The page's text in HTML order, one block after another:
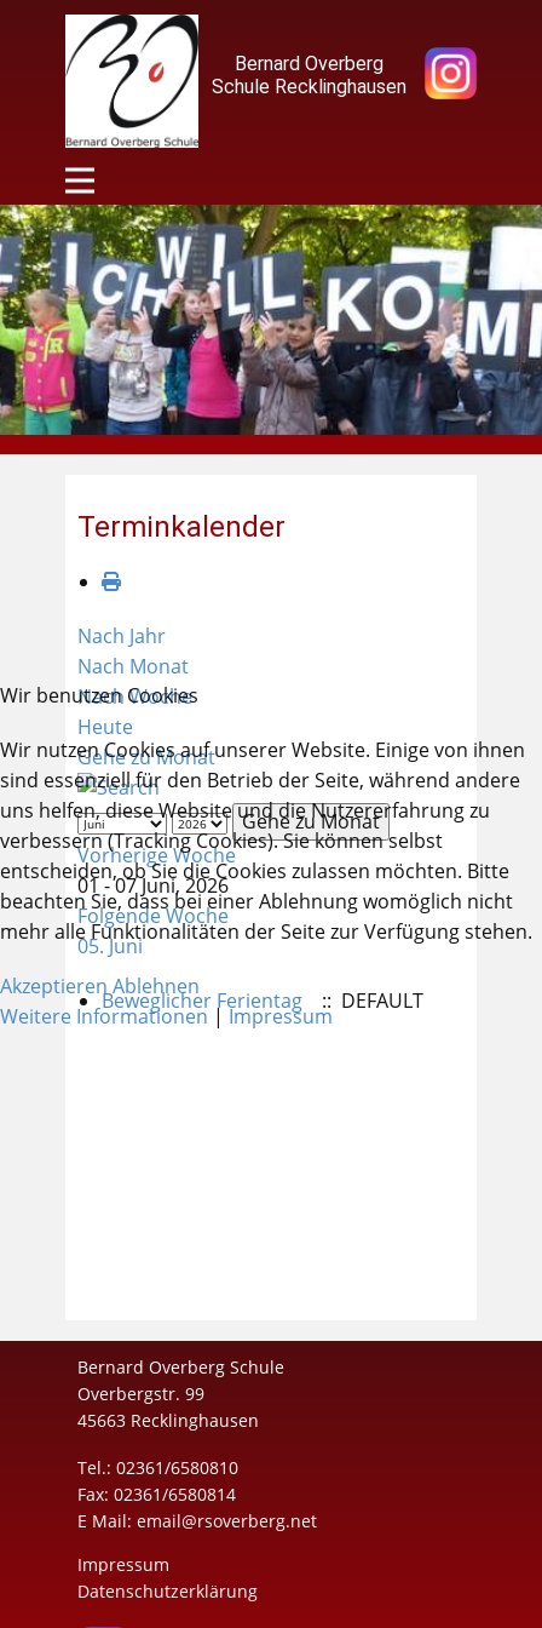
Bernard Overberg
Schule Recklinghausen
Terminkalender
Nach Jahr
Nach Monat
Nach Woche
Heute
Gehe zu Monat
Gehe zu Monat
Vorherige Woche
01 - 07 Juni, 2026
Folgende Woche
05. Juni
Beweglicher Ferientag :: DEFAULT
Bernard Overberg Schule
Overbergstr. 99
45663 Recklinghausen
Tel.: 02361/6580810
Fax: 02361/6580814
E Mail: email@rsoverberg.net
Impressum
Datenschutzerklärung
Wir benutzen Cookies
Wir nutzen Cookies auf unserer Website. Einige von ihnen
sind essenziell für den Betrieb der Seite, während andere
uns helfen, diese Website und die Nutzererfahrung zu
verbessern (Tracking Cookies). Sie können selbst
entscheiden, ob Sie die Cookies zulassen möchten. Bitte
beachten Sie, dass bei einer Ablehnung womöglich nicht
mehr alle Funktionalitäten der Seite zur Verfügung stehen.
Akzeptieren Ablehnen
Weitere Informationen |Impressum